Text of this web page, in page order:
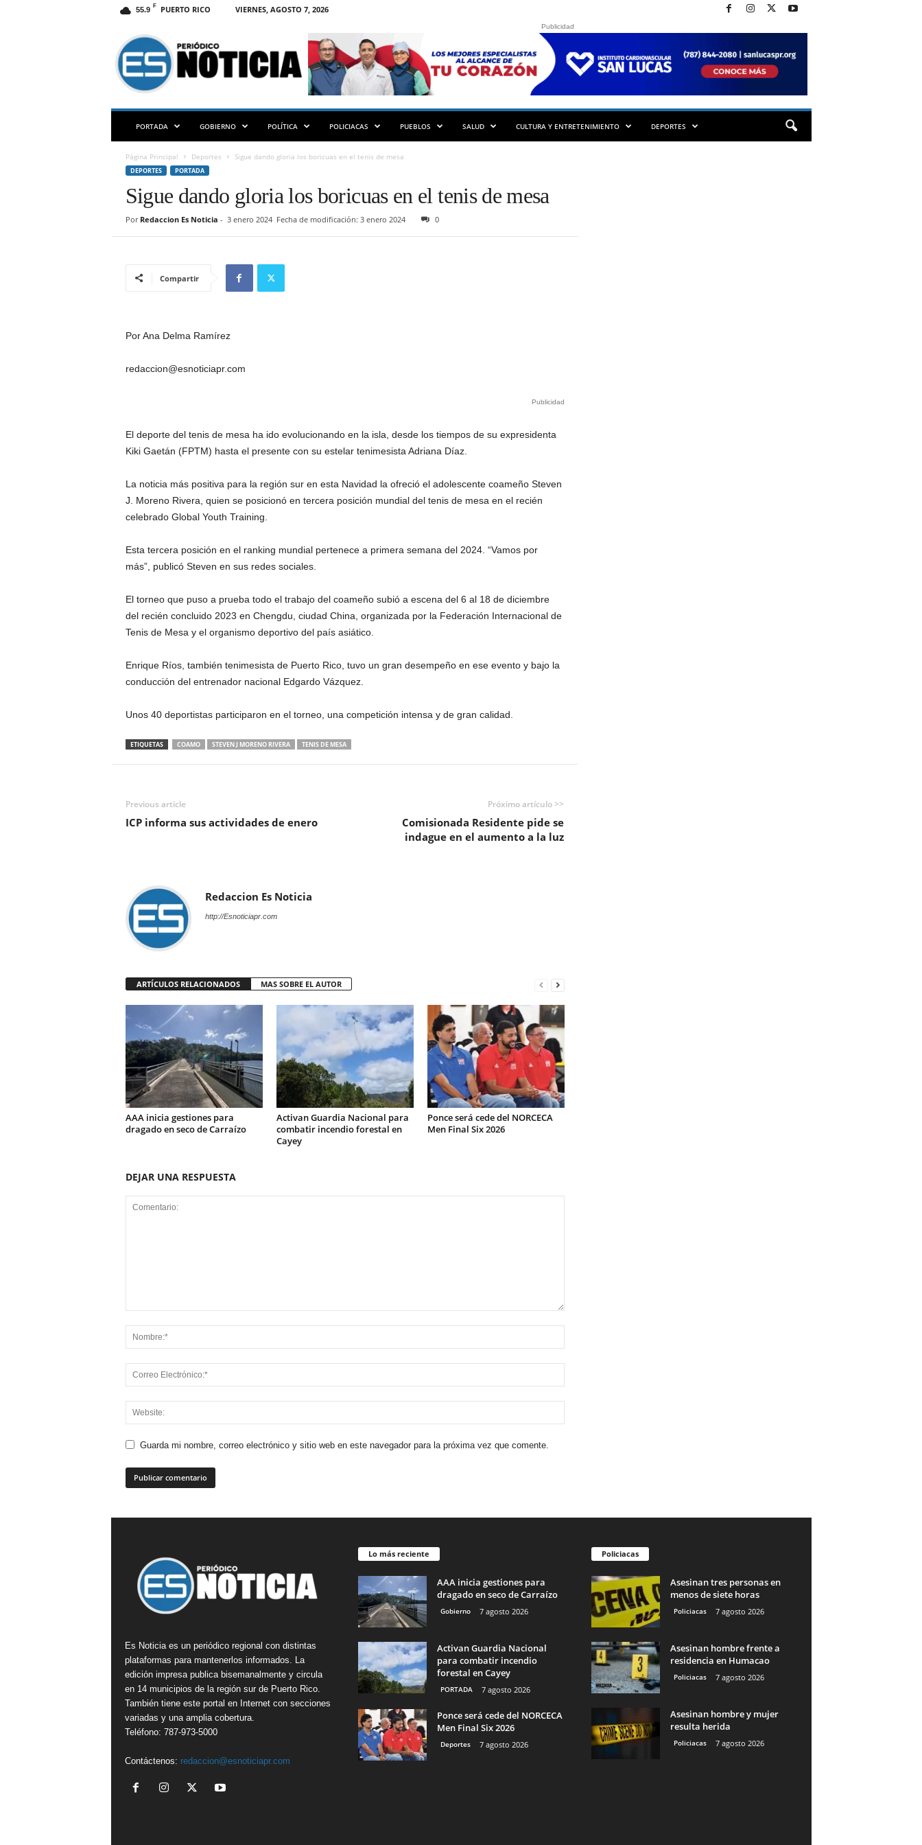
55.9 F PUERTO RICO VIERNES, AGOSTO 7, 2026
S
N
O
Publicidad
PORTADA GOBIERNO POLÍTICA POLICIACAS PUEBLOS SALUD CULTURA Y ENTRETENIMIENTO DEPORTES
Página Principal Deportes Sigue dando gloria los boricuas en el tenis de mesa
DEPORTES PORTADA
Sigue dando gloria los boricuas en el tenis de mesa
Por Redaccion Es Noticia - 3 enero 2024 Fecha de modificación: 3 enero 2024 0
Compartir
Por Ana Delma Ramírez
redaccion@esnoticiapr.com
Publicidad
El deporte del tenis de mesa ha ido evolucionando en la isla, desde los tiempos de su expresidenta
Kiki Gaetán (FPTM) hasta el presente con su estelar tenimesista Adriana Díaz.
La noticia más positiva para la región sur en esta Navidad la ofreció el adolescente coameño Steven
J. Moreno Rivera, quien se posicionó en tercera posición mundial del tenis de mesa en el recién
celebrado Global Youth Training.
Esta tercera posición en el ranking mundial pertenece a primera semana del 2024. “Vamos por
más”, publicó Steven en sus redes sociales.
El torneo que puso a prueba todo el trabajo del coameño subió a escena del 6 al 18 de diciembre
del recién concluido 2023 en Chengdu, ciudad China, organizada por la Federación Internacional de
Tenis de Mesa y el organismo deportivo del país asiático.
Enrique Ríos, también tenimesista de Puerto Rico, tuvo un gran desempeño en ese evento y bajo la
conducción del entrenador nacional Edgardo Vázquez.
Unos 40 deportistas participaron en el torneo, una competición intensa y de gran calidad.
ETIQUETAS COAMO STEVEN J MORENO RIVERA TENIS DE MESA
Previous article
ICP informa sus actividades de enero
Próximo artículo >>
Comisionada Residente pide se
indague en el aumento a la luz
Redaccion Es Noticia
http://Esnoticiapr.com
ARTÍCULOS RELACIONADOS MAS SOBRE EL AUTOR
AAA inicia gestiones para
dragado en seco de Carraízo
Activan Guardia Nacional para
combatir incendio forestal en
Cayey
Ponce será cede del NORCECA
Men Final Six 2026
DEJAR UNA RESPUESTA
Guarda mi nombre, correo electrónico y sitio web en este navegador para la próxima vez que comente.
Es Noticia es un periódico regional con distintas
plataformas para mantenerlos informados. La
edición impresa publica bisemanalmente y circula
en 14 municipios de la región sur de Puerto Rico.
También tiene este portal en Internet con secciones
variadas y una amplia cobertura.
Teléfono: 787-973-5000
Contáctenos: redaccion@esnoticiapr.com
Lo más reciente
AAA inicia gestiones para
dragado en seco de Carraízo
Gobierno 7 agosto 2026
Activan Guardia Nacional
para combatir incendio
forestal en Cayey
PORTADA 7 agosto 2026
Ponce será cede del NORCECA
Men Final Six 2026
Deportes 7 agosto 2026
Policiacas
Asesinan tres personas en
menos de siete horas
Policiacas 7 agosto 2026
Asesinan hombre frente a
residencia en Humacao
Policiacas 7 agosto 2026
Asesinan hombre y mujer
resulta herida
Policiacas 7 agosto 2026